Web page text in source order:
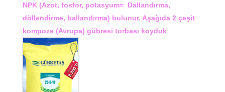
NPK (Azot, fosfor, potasyum= Dallandırma,
döllendirme, ballandırma) bulunur. Aşağıda 2 çeşit
kompoze (Avrupa) gübresi torbası koyduk: